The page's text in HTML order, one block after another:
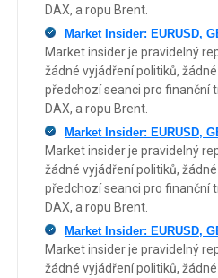
DAX, a ropu Brent.
Market Insider: EURUSD,
Market insider je pravidelný
žádné vyjádření politiků,
předchozí seanci pro finanční
DAX, a ropu Brent.
Market Insider: EURUSD,
Market insider je pravidelný
žádné vyjádření politiků,
předchozí seanci pro finanční
DAX, a ropu Brent.
Market Insider: EURUSD,
Market insider je pravidelný
žádné vyjádření politiků,